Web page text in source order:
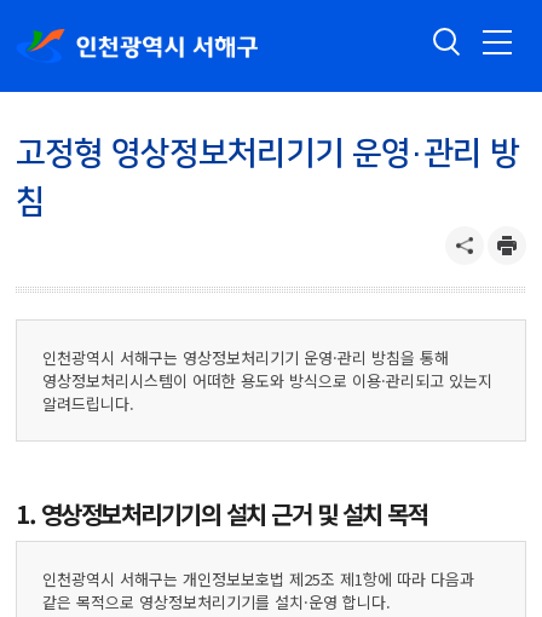
고정형 영상정보처리기기 운영·관리 방
침
인천광역시 서해구는 영상정보처리기기 운영·관리 방침을 통해
영상정보처리시스템이 어떠한 용도와 방식으로 이용·관리되고 있는지
알려드립니다.
1. 영상정보처리기기의 설치 근거 및 설치 목적
인천광역시 서해구는 개인정보보호법 제25조 제1항에 따라 다음과
같은 목적으로 영상정보처리기기를 설치·운영 합니다.